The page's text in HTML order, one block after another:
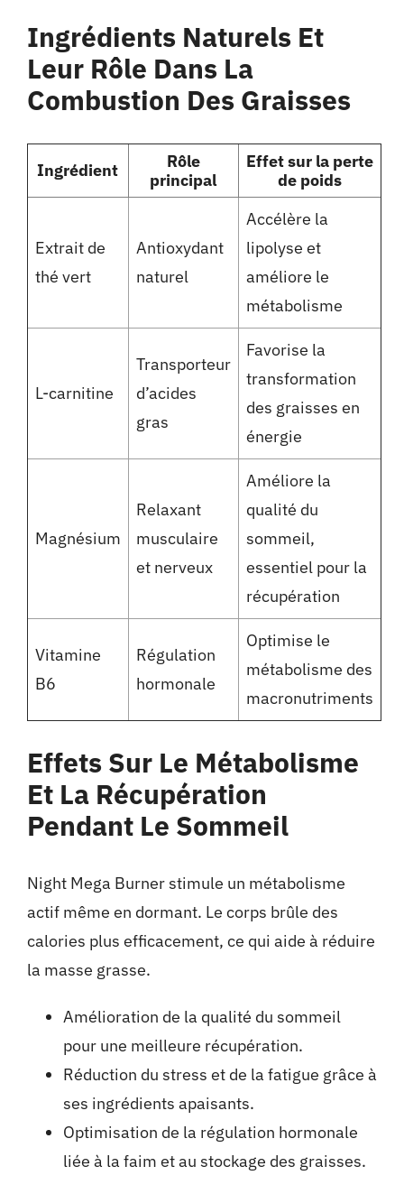
Ingrédients Naturels Et
Leur Rôle Dans La
Combustion Des Graisses
Ingrédient
Rôle
principal
Effet sur la perte
de poids
Extrait de
thé vert
Antioxydant
naturel
Accélère la
lipolyse et
améliore le
métabolisme
L-carnitine
Transporteur
d’acides
gras
Favorise la
transformation
des graisses en
énergie
Magnésium
Relaxant
musculaire
et nerveux
Améliore la
qualité du
sommeil,
essentiel pour la
récupération
Vitamine
B6
Régulation
hormonale
Optimise le
métabolisme des
macronutriments
Effets Sur Le Métabolisme
Et La Récupération
Pendant Le Sommeil
Night Mega Burner stimule un métabolisme
actif même en dormant. Le corps brûle des
calories plus efficacement, ce qui aide à réduire
la masse grasse.
Amélioration de la qualité du sommeil
pour une meilleure récupération.
Réduction du stress et de la fatigue grâce à
ses ingrédients apaisants.
Optimisation de la régulation hormonale
liée à la faim et au stockage des graisses.